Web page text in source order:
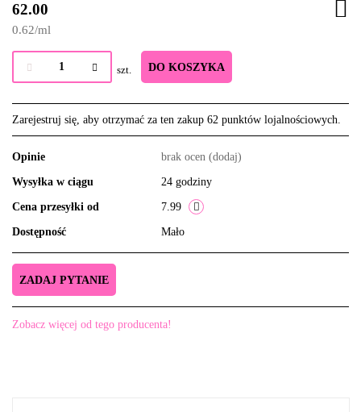
62.00
0.62/ml
szt. DO KOSZYKA
Zarejestruj się, aby otrzymać za ten zakup 62 punktów lojalnościowych.
Opinie brak ocen (dodaj)
Wysyłka w ciągu 24 godziny
Cena przesyłki od 7.99
Dostępność Mało
ZADAJ PYTANIE
Zobacz więcej od tego producenta!